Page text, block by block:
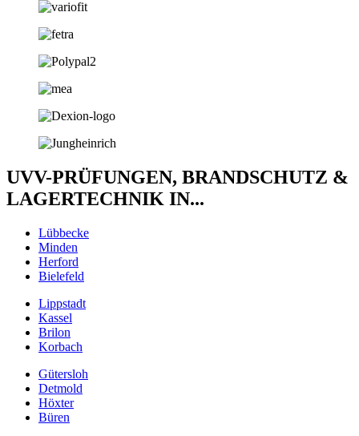
UVV-PRÜFUNGEN, BRANDSCHUTZ &
LAGERTECHNIK IN...
Lübbecke
Minden
Herford
Bielefeld
Lippstadt
Kassel
Brilon
Korbach
Gütersloh
Detmold
Höxter
Büren